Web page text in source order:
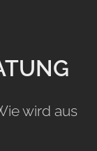
wird aus